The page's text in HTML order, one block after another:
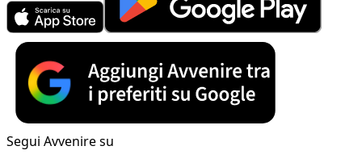
Segui Avvenire su